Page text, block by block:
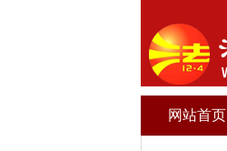
网站首页